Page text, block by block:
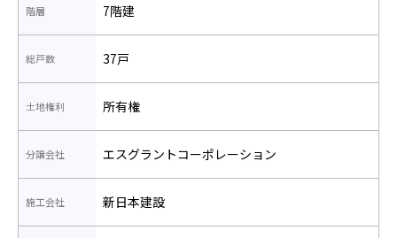
階層 7階建
総戸数 37戸
土地権利 所有権
分譲会社 エスグラントコーポレーション
施工会社 新日本建設